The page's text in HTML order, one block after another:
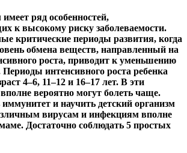
ряд особенностей,
к высокому риску заболеваемости.
критические периоды развития, когда
обмена веществ, направленный на
роста, приводит к уменьшению
интенсивного роста ребенка
4–6, 11–12 и 16–17 лет. В эти
вероятно могут болеть чаще.
и научить детский организм
вирусам и инфекциям вполне
Достаточно соблюдать 5 простых